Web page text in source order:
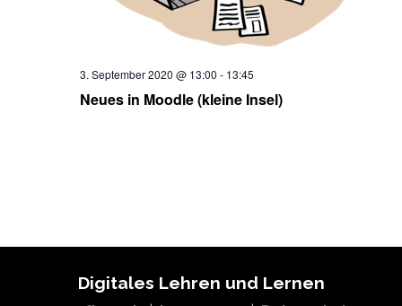
3. September 2020 @ 13:00 - 13:45
Neues in Moodle (kleine Insel)
Digitales Lehren und Lernen